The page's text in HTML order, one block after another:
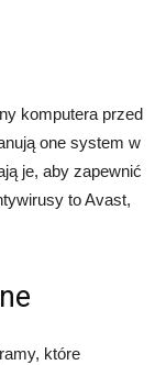
komputera przed
one system w
je, aby zapewnić
to Avast,
które